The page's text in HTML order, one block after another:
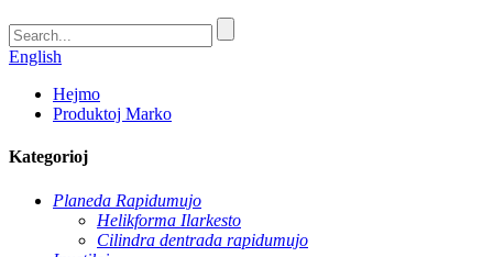
English
Hejmo
Produktoj Marko
Kategorioj
Planeda Rapidumujo
Helikforma Ilarkesto
Cilindra dentrada rapidumujo